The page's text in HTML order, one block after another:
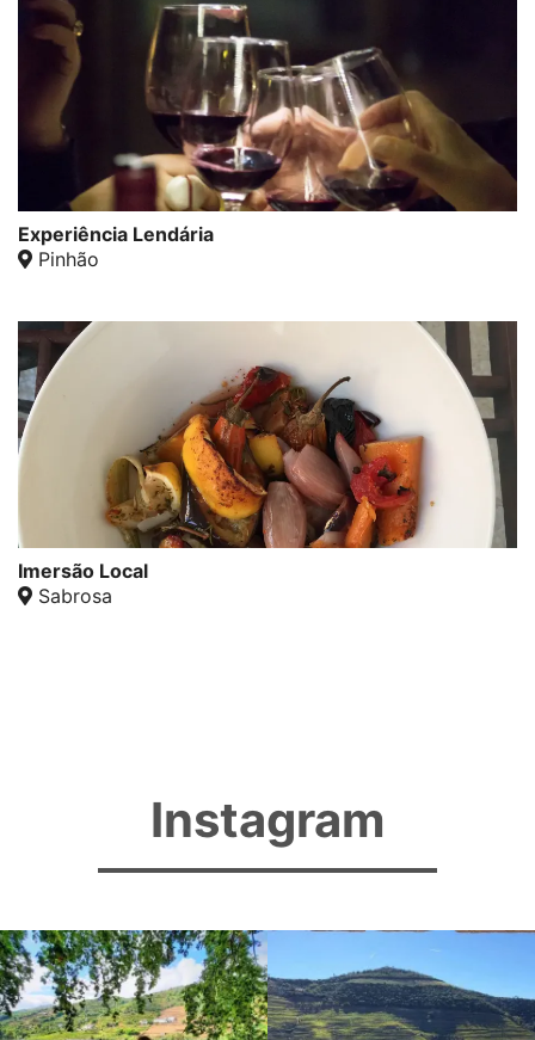
Experiência Lendária
Pinhão
Imersão Local
Sabrosa
Instagram